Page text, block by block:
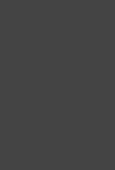
場
原町 ...